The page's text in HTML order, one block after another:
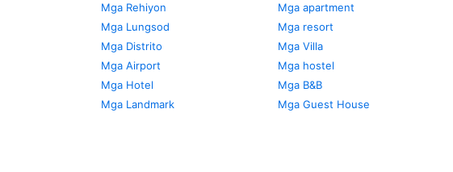
Mga Rehiyon
Mga Lungsod
Mga Distrito
Mga Airport
Mga Hotel
Mga Landmark
Mga apartment
Mga resort
Mga Villa
Mga hostel
Mga B&B
Mga Guest House